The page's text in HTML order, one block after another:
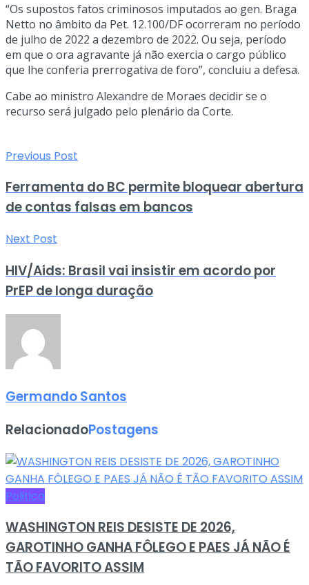
“Os supostos fatos criminosos imputados ao gen. Braga
Netto no âmbito da Pet. 12.100/DF ocorreram no período
de julho de 2022 a dezembro de 2022. Ou seja, período
em que o ora agravante já não exercia o cargo público
que lhe conferia prerrogativa de foro”, concluiu a defesa.
Cabe ao ministro Alexandre de Moraes decidir se o
recurso será julgado pelo plenário da Corte.
Previous Post
Ferramenta do BC permite bloquear abertura
de contas falsas em bancos
Next Post
HIV/Aids: Brasil vai insistir em acordo por
PrEP de longa duração
Germando Santos
RelacionadoPostagens
Politica
WASHINGTON REIS DESISTE DE 2026,
GAROTINHO GANHA FÔLEGO E PAES JÁ NÃO É
TÃO FAVORITO ASSIM